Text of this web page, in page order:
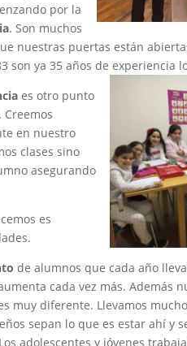
por la
. Son muchos
nuestras puertas están
son ya 35 años de experiencia
es otro punto
en nuestro
clases sino
asegurando
es
de alumnos que cada año
cada vez más. Además
muy diferente. Llevamos
sepan lo que es estar ahí y
adolescentes y jóvenes